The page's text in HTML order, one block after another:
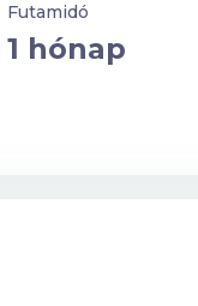
Futamidó
1 hónap